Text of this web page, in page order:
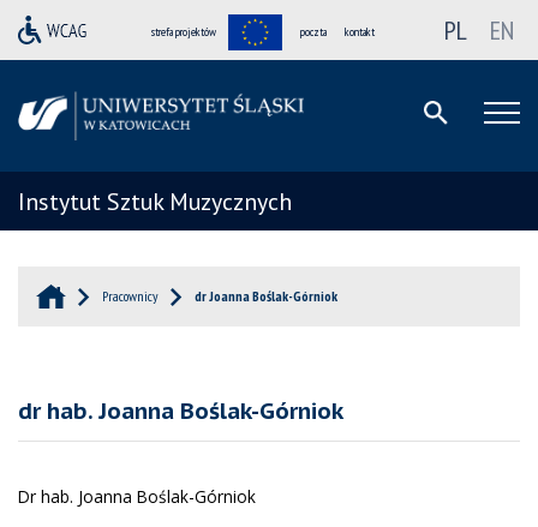
strefa projektów poczta kontakt PL EN
Instytut Sztuk Muzycznych
Pracownicy dr Joanna Boślak-Górniok
dr hab. Joanna Boślak-Górniok
Dr hab. Joanna Boślak-Górniok